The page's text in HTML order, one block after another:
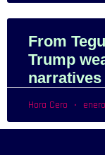
From
Trump
narratives
Hora Cero